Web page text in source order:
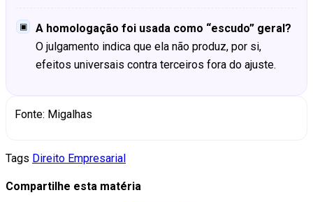
▣
A homologação foi usada como “escudo” geral?
O julgamento indica que ela não produz, por si,
efeitos universais contra terceiros fora do ajuste.
Fonte: Migalhas
Tags Direito Empresarial
Compartilhe esta matéria